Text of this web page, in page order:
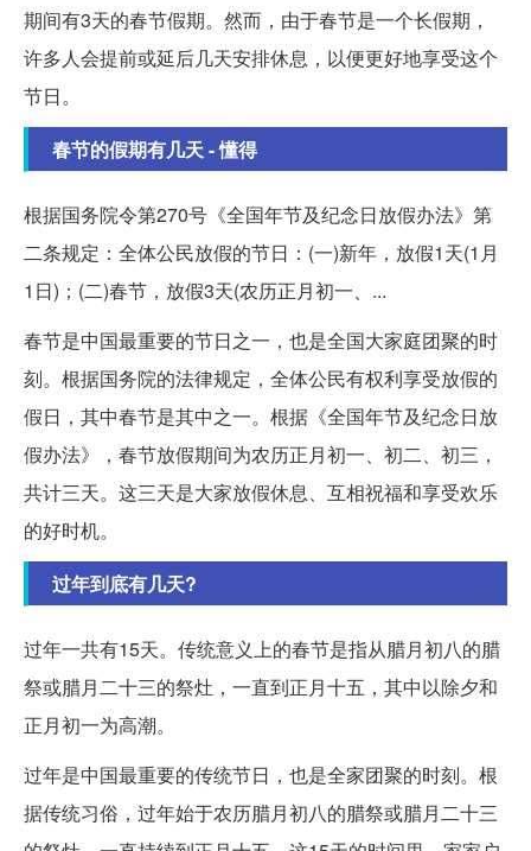
期间有3天的春节假期。然而，由于春节是一个长假期，
许多人会提前或延后几天安排休息，以便更好地享受这个
节日。
春节的假期有几天 - 懂得
根据国务院令第270号《全国年节及纪念日放假办法》第
二条规定：全体公民放假的节日：(一)新年，放假1天(1月
1日)；(二)春节，放假3天(农历正月初一、...
春节是中国最重要的节日之一，也是全国大家庭团聚的时
刻。根据国务院的法律规定，全体公民有权利享受放假的
假日，其中春节是其中之一。根据《全国年节及纪念日放
假办法》，春节放假期间为农历正月初一、初二、初三，
共计三天。这三天是大家放假休息、互相祝福和享受欢乐
的好时机。
过年到底有几天?
过年一共有15天。传统意义上的春节是指从腊月初八的腊
祭或腊月二十三的祭灶，一直到正月十五，其中以除夕和
正月初一为高潮。
过年是中国最重要的传统节日，也是全家团聚的时刻。根
据传统习俗，过年始于农历腊月初八的腊祭或腊月二十三